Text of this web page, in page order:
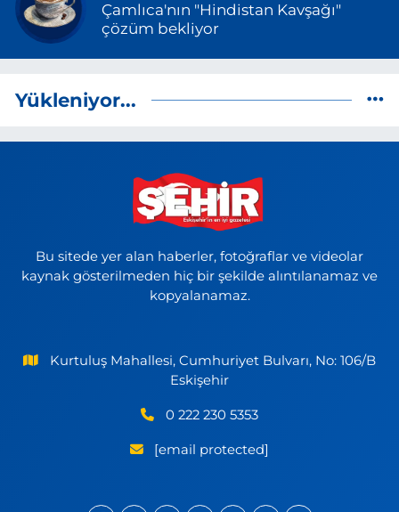
Çamlıca'nın "Hindistan Kavşağı"
çözüm bekliyor
Yükleniyor...
Bu sitede yer alan haberler, fotoğraflar ve videolar
kaynak gösterilmeden hiç bir şekilde alıntılanamaz ve
kopyalanamaz.
Kurtuluş Mahallesi, Cumhuriyet Bulvarı, No: 106/B
Eskişehir
0 222 230 5353
[email protected]